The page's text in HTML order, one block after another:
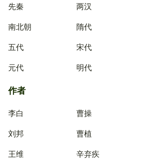
先秦 两汉
南北朝
隋代
五代
宋代
元代
明代
作者
李白 曹操
刘邦
曹植
王维
辛弃疾